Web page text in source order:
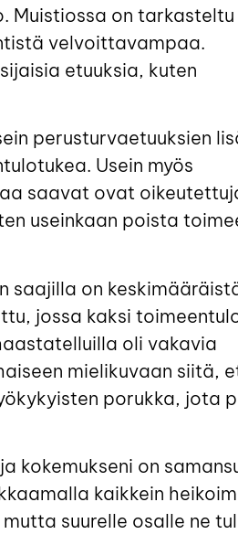
Muistiossa on
velvoittavampaa.
etuuksia, kuten
perusturvaetuuksien
Usein myös
saavat ovat
useinkaan poista
saajilla on
jossa kaksi
oli vakavia
mielikuvaan siitä,
porukka, jota
kokemukseni on
kaikkein
suurelle osalle ne